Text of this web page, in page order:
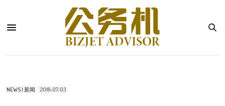
NEWS | 新闻 2018-07-03